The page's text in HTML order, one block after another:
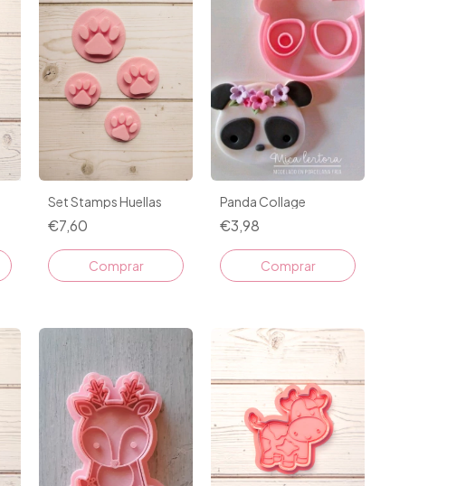
Set Stamps Huellas
€7,60
Panda Collage
€3,98